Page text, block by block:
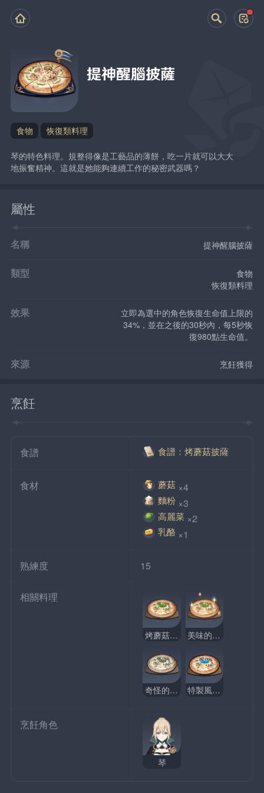
提神醒腦披薩
食物 恢復類料理
琴的特色料理。規整得像是工藝品的薄餅，吃一片就可以大大
地振奮精神。這就是她能夠連續工作的秘密武器嗎？
屬性
名稱 提神醒腦披薩
類型
食物
恢復類料理
效果
立即為選中的角色恢復生命值上限的
34%，並在之後的30秒內，每5秒恢
復980點生命值。
來源 烹飪獲得
烹飪
食譜 食譜：烤蘑菇披薩
食材 蘑菇 ×4
麵粉 ×3
高麗菜 ×2
乳酪 ×1
熟練度 15
相關料理
烤蘑菇披薩 美味的烤蘑菇披薩
奇怪的烤蘑菇披薩 特製風味烤蘑菇披薩
烹飪角色
琴